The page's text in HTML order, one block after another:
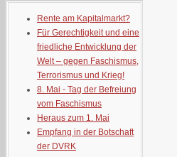
Rente am Kapitalmarkt?
Für Gerechtigkeit und eine
friedliche Entwicklung der
Welt – gegen Faschismus,
Terrorismus und Krieg!
8. Mai - Tag der Befreiung
vom Faschismus
Heraus zum 1. Mai
Empfang in der Botschaft
der DVRK